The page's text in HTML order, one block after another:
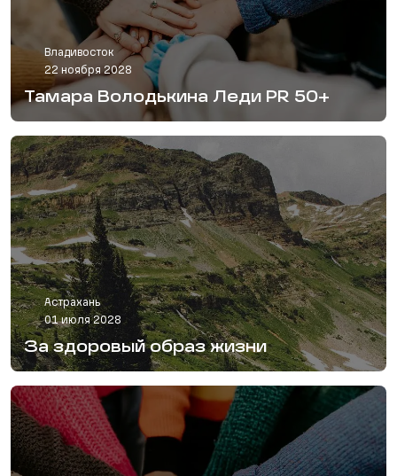
Владивосток
22 ноября 2028
Тамара Володькина Леди PR 50+
Астрахань
01 июля 2028
За здоровый образ жизни